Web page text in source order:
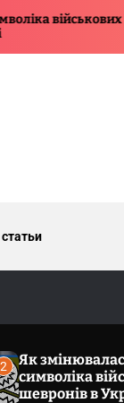
2
Як
символіка
шевронів в